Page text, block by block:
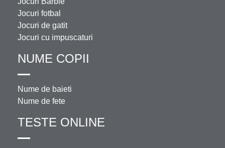
Jocuri fotbal
Jocuri de gatit
Jocuri cu impuscaturi
NUME COPII
Nume de baieti
Nume de fete
TESTE ONLINE